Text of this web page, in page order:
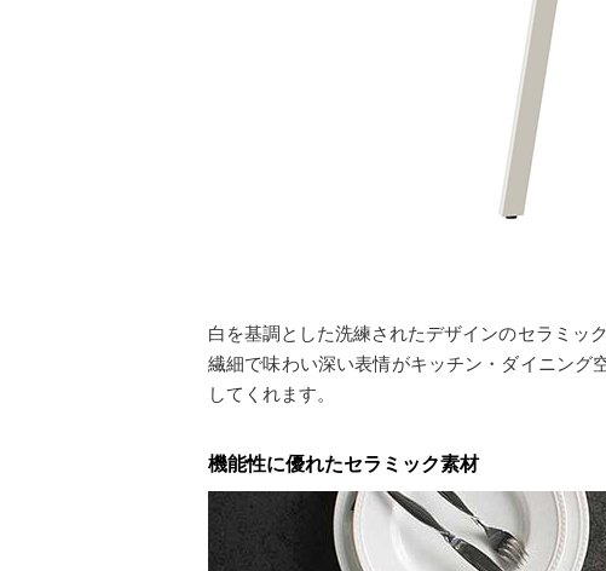
白を基調とした洗練されたデザインのセラミッ
繊細で味わい深い表情がキッチン・ダイニング
してくれます。
機能性に優れたセラミック素材